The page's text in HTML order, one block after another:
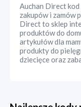
Auchan Direct
zakupów i zamów
Direct to sklep
produktów do
artykułów dla
produkty do
dziecięce oraz